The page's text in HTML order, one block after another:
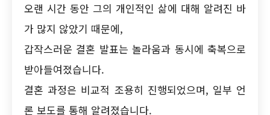
오랜 시간 동안 그의 개인적인 삶에 대해 알려진 바
가 많지 않았기 때문에,
갑작스러운 결혼 발표는 놀라움과 동시에 축복으로
받아들여졌습니다.
결혼 과정은 비교적 조용히 진행되었으며, 일부 언
론 보도를 통해 알려졌습니다.